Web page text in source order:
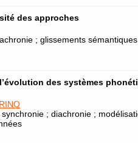
des approches
; glissements
des systèmes
; diachronie ;